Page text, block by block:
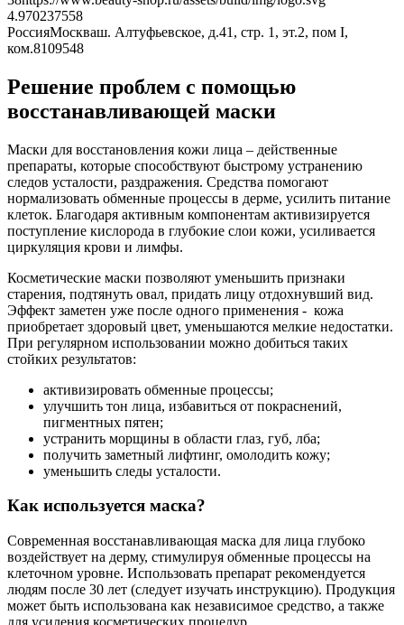
4.970237558
РоссияМоскваш. Алтуфьевское, д.41, стр. 1, эт.2, пом I,
ком.8109548
Решение проблем с помощью
восстанавливающей маски
Маски для восстановления кожи лица – действенные
препараты, которые способствуют быстрому устранению
следов усталости, раздражения. Средства помогают
нормализовать обменные процессы в дерме, усилить питание
клеток. Благодаря активным компонентам активизируется
поступление кислорода в глубокие слои кожи, усиливается
циркуляция крови и лимфы.
Косметические маски позволяют уменьшить признаки
старения, подтянуть овал, придать лицу отдохнувший вид.
Эффект заметен уже после одного применения - кожа
приобретает здоровый цвет, уменьшаются мелкие недостатки.
При регулярном использовании можно добиться таких
стойких результатов:
активизировать обменные процессы;
улучшить тон лица, избавиться от покраснений,
пигментных пятен;
устранить морщины в области глаз, губ, лба;
получить заметный лифтинг, омолодить кожу;
уменьшить следы усталости.
Как используется маска?
Современная восстанавливающая маска для лица глубоко
воздействует на дерму, стимулируя обменные процессы на
клеточном уровне. Использовать препарат рекомендуется
людям после 30 лет (следует изучать инструкцию). Продукция
может быть использована как независимое средство, а также